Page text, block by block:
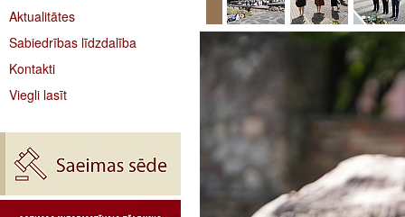
Aktualitātes
Sabiedrības līdzdalība
Kontakti
Viegli lasīt